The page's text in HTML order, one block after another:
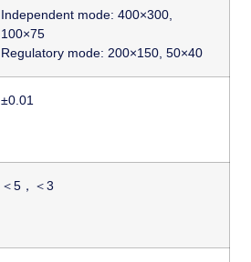
Independent mode: 400×300,
100×75
Regulatory mode: 200×150, 50×40
±0.01
＜5，＜3